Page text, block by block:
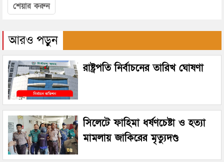
শেয়ার করুন
আরও পড়ুন
রাষ্ট্রপতি নির্বাচনের তারিখ ঘোষণা
সিলেটে ফাহিমা ধর্ষণচেষ্টা ও হত্যা
মামলায় জাকিরের মৃত্যুদণ্ড